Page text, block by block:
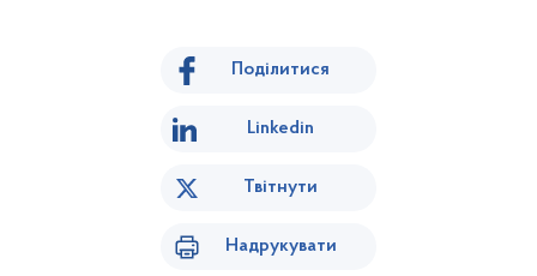
Поділитися
Linkedin
Твітнути
Надрукувати